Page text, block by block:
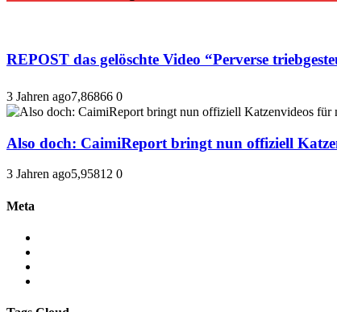
REPOST das gelöschte Video “Perverse
3 Jahren ago7,86866 0
Also doch: CaimiReport bringt nun offiziell
3 Jahren ago5,95812 0
Meta